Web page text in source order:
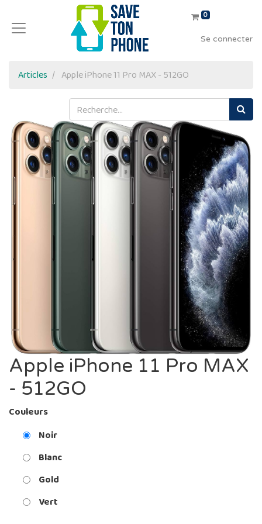
0
Se connecter
Articles Apple iPhone 11 Pro MAX - 512GO
Apple iPhone 11 Pro MAX
- 512GO
Couleurs
Noir
Blanc
Gold
Vert